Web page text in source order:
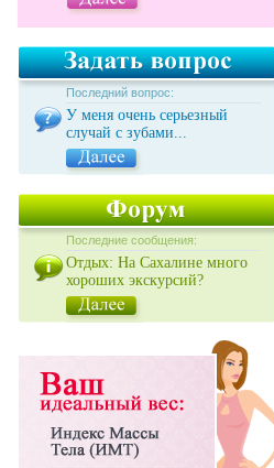
Последний вопрос:
У меня очень серьезный
случай с зубами...
Последние сообщения:
Отдых: На Сахалине много
хороших экскурсий?